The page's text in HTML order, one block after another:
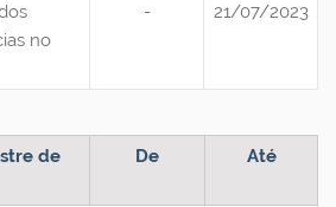
no
- 21/07/2023
de
De Até